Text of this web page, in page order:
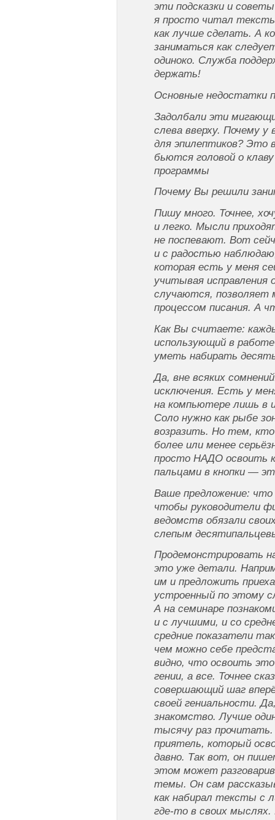
эти подсказки и
я просто читал
как лучше сделать. А
заниматься как
одиноко. Служба
держать!
Ocнoвныe нeдocтaтки
Задолбали эти
слева вверху. Почему у
для эпилептиков? Это
бьются головой о
программы
Пoчeмy Bы peшили
Пишу много. Точнее,
и легко. Мысли
не поспевают. Вот
и с радостью
которая есть у меня
учитывая исправления
случаются, позволяет
процессом писания. А
Кaк Bы cчитaeтe:
иcпoльзyющий в
yмeть нaбиpaть
Да, вне всяких
исключения. Есть у
на компьютере лишь в
Соло нужно как рыбе
возразить. Но тем,
более или менее
просто НАДО освоить
пальцами в кнопки —
Baшe пpeдлoжeниe:
чтoбы pyкoвoдитeли
вeдoмcтв oбязaли
cлeпым
Продемонстрировать
это уже детали.
им и предложить
устроенный по этому
А на семинаре
и с лучшими, и со
средние показатели
чем можно себе
видно, что освоить
гении, а все. Точнее
совершающий шаг
своей гениальности.
знакомство. Лучше
тысячу раз
приятель, который
давно. Так вот, он
этом может
темы. Он сам
как набирал тексты с
где-то в своих